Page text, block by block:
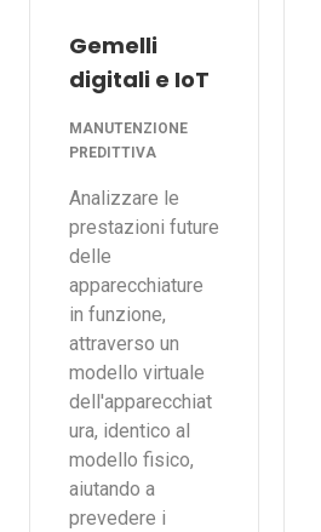
Gemelli
digitali e IoT
MANUTENZIONE
PREDITTIVA
Analizzare le
prestazioni future
delle
apparecchiature
in funzione,
attraverso un
modello virtuale
dell'apparecchiat
ura, identico al
modello fisico,
aiutando a
prevedere i